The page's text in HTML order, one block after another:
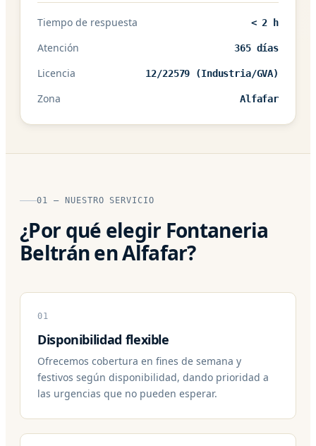
Tiempo de respuesta < 2 h
Atención 365 días
Licencia 12/22579 (Industria/GVA)
Zona Alfafar
01 — NUESTRO SERVICIO
¿Por qué elegir Fontaneria
Beltrán en Alfafar?
01
Disponibilidad flexible
Ofrecemos cobertura en fines de semana y
festivos según disponibilidad, dando prioridad a
las urgencias que no pueden esperar.